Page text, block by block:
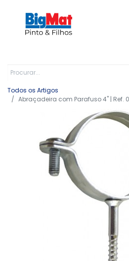
Todos os Artigos
Abraçadeira com Parafuso 4" | Ref.